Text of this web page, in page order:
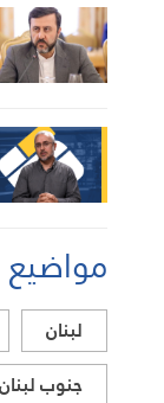
لبنان
جنوب لبنان